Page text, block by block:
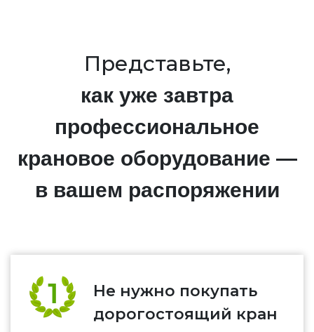
Представьте,
как уже завтра
профессиональное
крановое оборудование —
в вашем распоряжении
Не нужно покупать
дорогостоящий кран